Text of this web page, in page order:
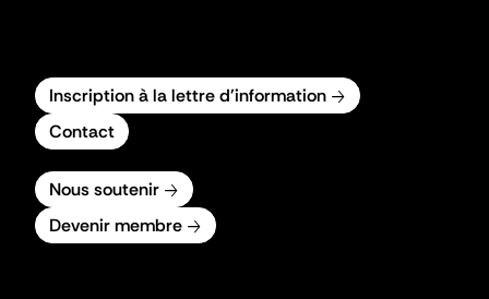
Inscription à la lettre d'information
Contact
Nous soutenir
Devenir membre